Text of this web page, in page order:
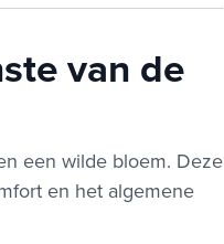
van de
een wilde bloem. Deze
en het algemene